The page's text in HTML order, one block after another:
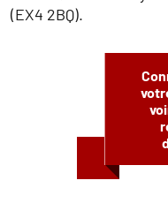
(EX4 2BQ).